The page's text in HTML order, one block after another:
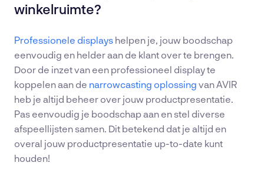
winkelruimte?
Professionele displays helpen je, jouw boodschap
eenvoudig en helder aan de klant over te brengen.
Door de inzet van een professioneel display te
koppelen aan de narrowcasting oplossing van AVIR
heb je altijd beheer over jouw productpresentatie.
Pas eenvoudig je boodschap aan en stel diverse
afspeellijsten samen. Dit betekend dat je altijd en
overal jouw productpresentatie up-to-date kunt
houden!